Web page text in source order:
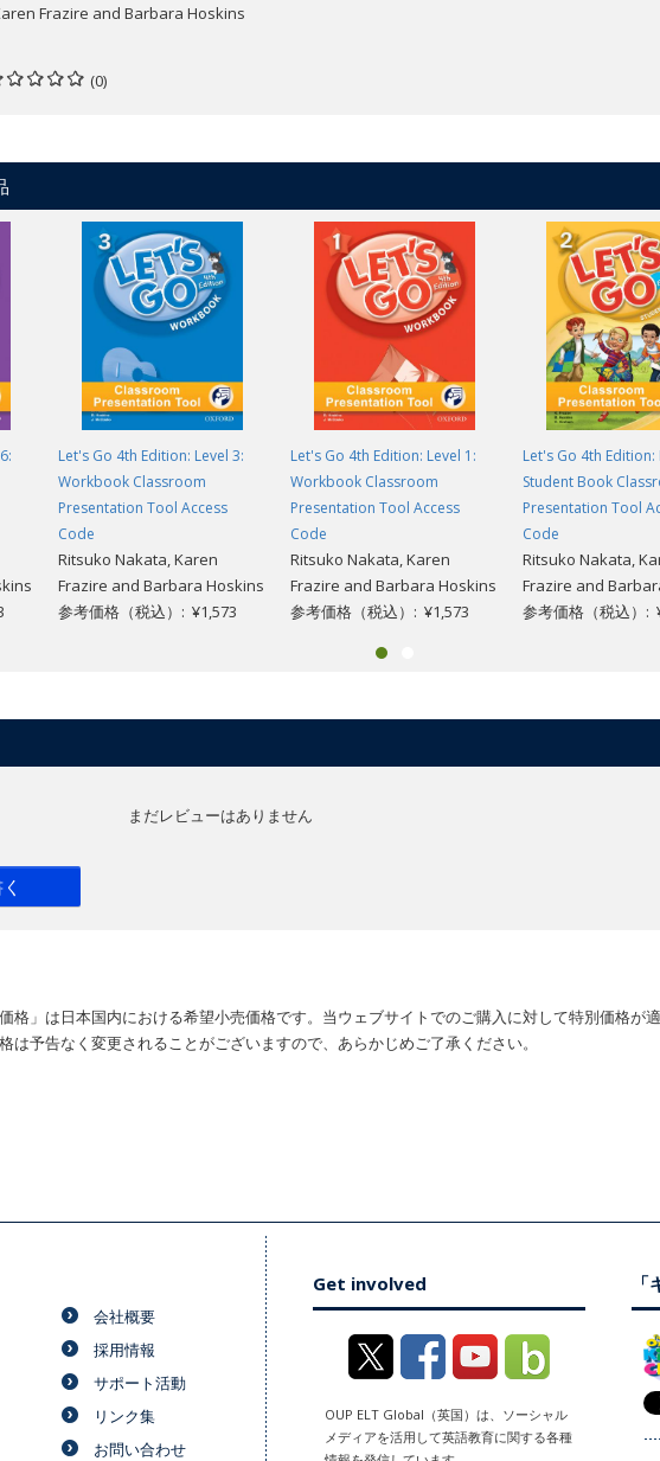
Frazire and Barbara Hoskins
(0)
Let's Go 4th Edition: Level 3:
Workbook Classroom
Presentation Tool Access
Code
Ritsuko Nakata, Karen
Frazire and Barbara Hoskins
参考価格（税込）: ¥1,573
Let's Go 4th Edition: Level 1:
Workbook Classroom
Presentation Tool Access
Code
Ritsuko Nakata, Karen
Frazire and Barbara Hoskins
参考価格（税込）: ¥1,573
Let's Go 4th Edition:
Student Book
Presentation Tool
Code
Ritsuko Nakata,
Frazire and
参考価格（税込）:
まだレビューはありません
格」は日本国内における希望小売価格です。当ウェブサイトでのご購入に対して特別価格が
は予告なく変更されることがございますので、あらかじめご了承ください。
会社概要
採用情報
サポート活動
リンク集
お問い合わせ
Get involved
OUP ELT Global（英国）は、ソーシャル
メディアを活用して英語教育に関する各種